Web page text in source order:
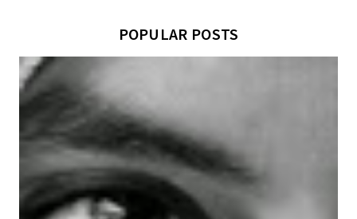
POPULAR POSTS